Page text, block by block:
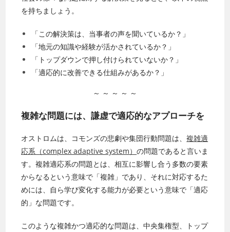
を持ちましょう。
「この解決策は、当事者の声を聞いているか？」
「地元の知識や経験が活かされているか？」
「トップダウンで押し付けられていないか？」
「適応的に改善できる仕組みがあるか？」
～ ～ ～ ～ ～
複雑な問題には、謙虚で適応的なアプローチを
オストロムは、コモンズの悲劇や集団行動問題は、複雑適
応系（complex adaptive system）の問題であると言いま
す。複雑適応系の問題とは、相互に影響し合う多数の要素
からなるという意味で「複雑」であり、それに対応するた
めには、自ら学び変化する能力が必要という意味で「適応
的」な問題です。
このような複雑かつ適応的な問題は、中央集権型、トップ